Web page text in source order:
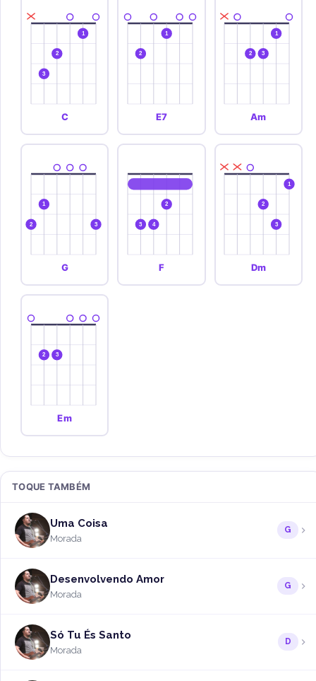
3
2
1
C
2
1
E7
2 3
1
Am
2
1
3
G
3 4
2
F
2
3
1
Dm
2 3
Em
TOQUE TAMBÉM
Uma Coisa
Morada
G
Desenvolvendo Amor
Morada
G
Só Tu És Santo
Morada
D